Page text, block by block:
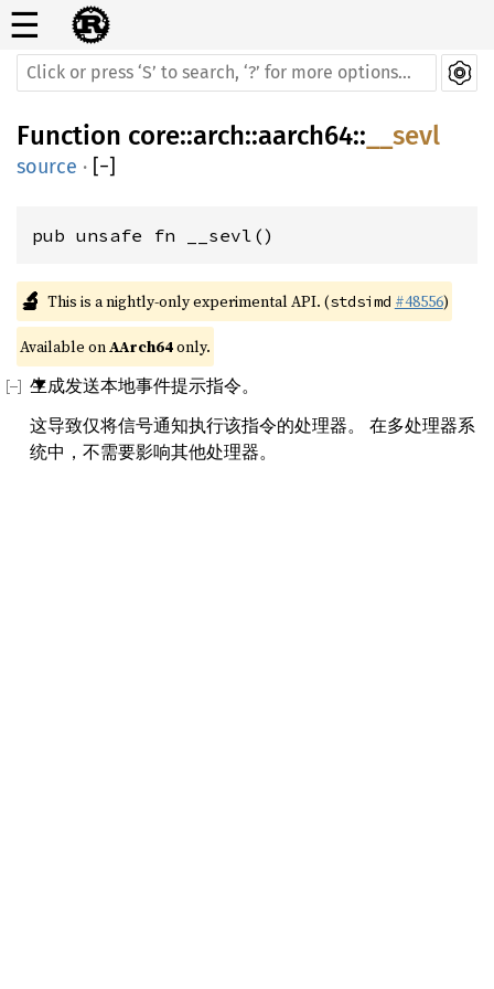
☰
Function core::arch::aarch64:: __sevl
source · [−]
pub unsafe fn __sevl()
🔬 This is a nightly-only experimental API. (stdsimd #48556)
Available on AArch64 only.
生成发送本地事件提示指令。
这导致仅将信号通知执行该指令的处理器。 在多处理器系
统中，不需要影响其他处理器。